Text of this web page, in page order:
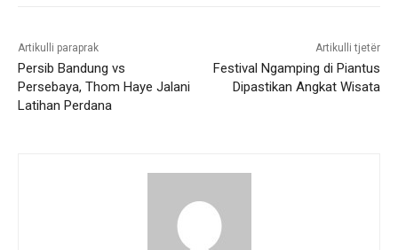
Artikulli paraprak
Persib Bandung vs
Persebaya, Thom Haye Jalani
Latihan Perdana
Artikulli tjetër
Festival Ngamping di Piantus
Dipastikan Angkat Wisata